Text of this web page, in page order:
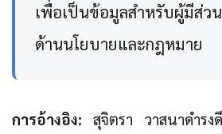
เพื่อเป็นข้อมูลสำหรับผู้มีส่ว
ด้านนโยบายและกฎหมาย
การอ้างอิง: สุจิตรา วาสนาดำร